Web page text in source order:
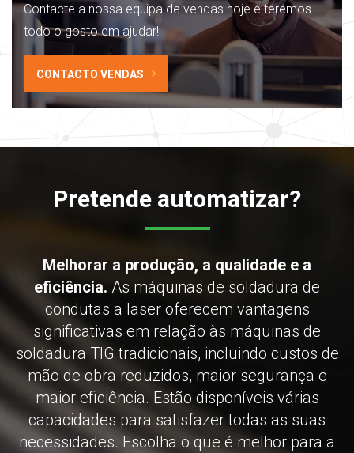
Contacte a nossa equipa de vendas hoje e teremos
todo o gosto em ajudar!
CONTACTO VENDAS
Pretende automatizar?
Melhorar a produção, a qualidade e a
eficiência. As máquinas de soldadura de
condutas a laser oferecem vantagens
significativas em relação às máquinas de
soldadura TIG tradicionais, incluindo custos de
mão de obra reduzidos, maior segurança e
maior eficiência. Estão disponíveis várias
capacidades para satisfazer todas as suas
necessidades. Escolha o que é melhor para a